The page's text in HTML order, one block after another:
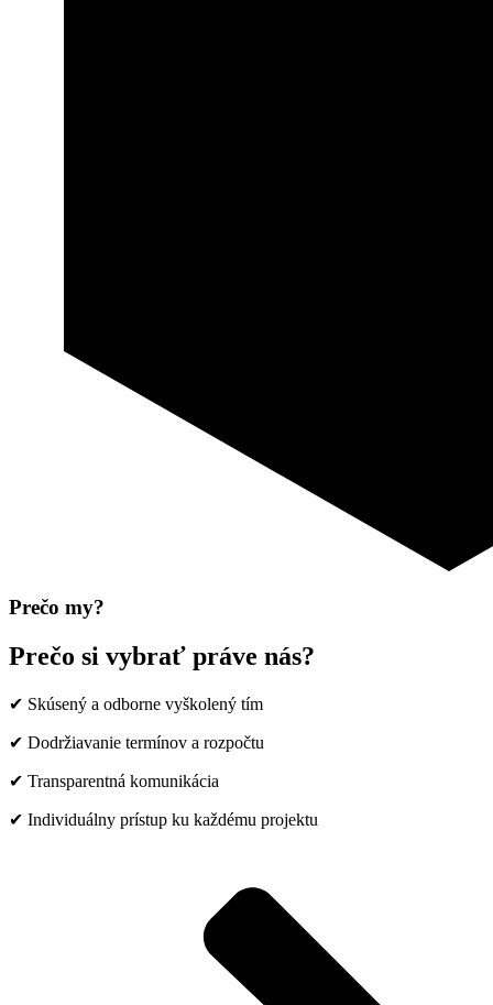
Prečo my?
Prečo si vybrať práve nás?
✔ Skúsený a odborne vyškolený tím
✔ Dodržiavanie termínov a rozpočtu
✔ Transparentná komunikácia
✔ Individuálny prístup ku každému projektu